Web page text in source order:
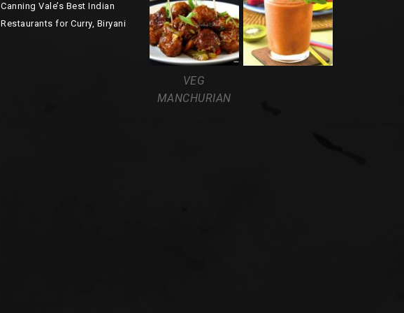
Canning Vale’s Best Indian
Restaurants for Curry, Biryani
VEG
MANCHURIAN